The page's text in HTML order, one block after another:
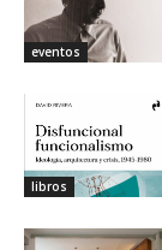
eventos
libros